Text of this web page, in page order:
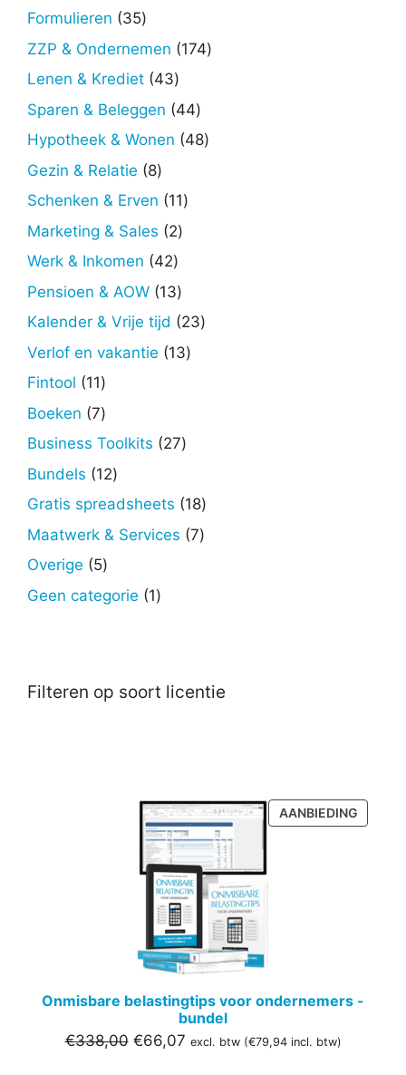
producten
Formulieren 3535
producten
ZZP & Ondernemen 174174
Lenen & Krediet 4343
producten
Sparen & Beleggen 4444
producten
Hypotheek & Wonen 4848
Gezin & Relatie 88
producten
Schenken & Erven 1111
Marketing & Sales 22
Werk & Inkomen 4242
producten
Pensioen & AOW 1313
producten
Kalender & Vrije tijd 2323
Verlof en vakantie 1313
Fintool 1111
producten
Boeken 77
producten
Business Toolkits 2727
Bundels 1212
producten
Gratis spreadsheets 1818
producten
Maatwerk & Services 77
Overige 55
producten
Geen categorie 11
Filteren op soort licentie
AANBIEDING
IN
Onmisbare belastingtips voor ondernemers -
bundel
€338,00 Oorspronkelijke
€66,07Huidige
excl. btw (€79,94incl. btw)